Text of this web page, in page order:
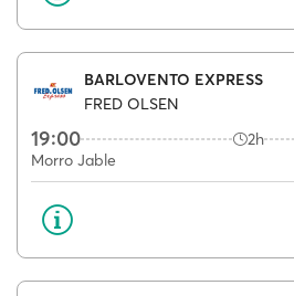
BARLOVENTO EXPRESS
FRED OLSEN
19:00 2h
Morro Jable